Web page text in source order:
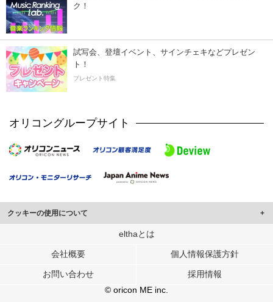
ク！
試写会、登壇イベント、サインチェキなどプレゼン
ト！
プレゼント特集
オリコングループサイト
クッキーの使用について
このサイトでは Cookie を使用して、ユーザーに合わせたコンテンツや広告の
行っています。
メディアや広告配信、データ解析の各パートナーに提供しています。
各パートナーは、この情報とユーザーが各パートナーに提供した他の情報や、
ユーザーが各パートナーのサービスを使用したときに収集した他の情報を組み
elthaとは
会社概要 個人情報保護方針
お問い合わせ
採用情報
© oricon ME inc.